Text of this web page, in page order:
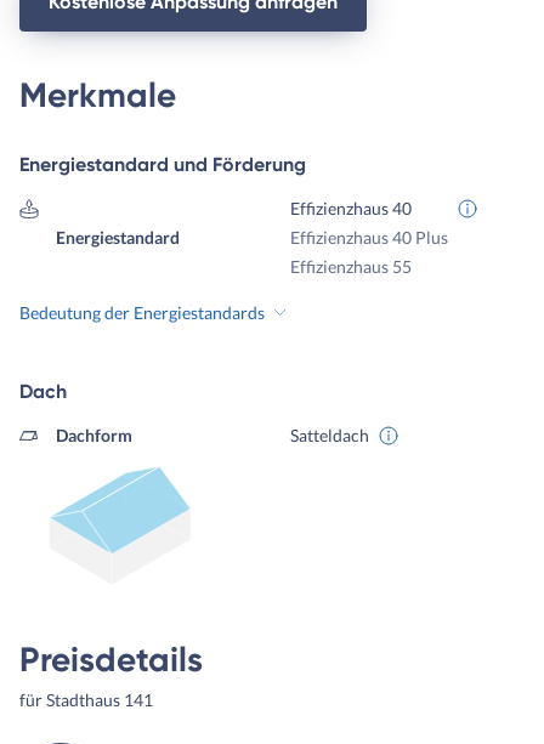
Merkmale
Energiestandard und Förderung
Energiestandard
Effizienzhaus 40
Effizienzhaus 40 Plus
Effizienzhaus 55
Bedeutung der Energiestandards
Dach
Dachform Satteldach
Preisdetails
für Stadthaus 141